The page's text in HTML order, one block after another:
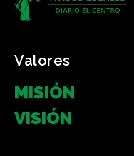
Valores
MISIÓN
VISIÓN